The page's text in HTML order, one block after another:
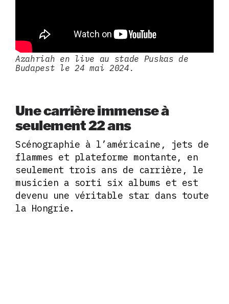
Azahriah en live au stade Puskas de
Budapest le 24 mai 2024.
Une carrière immense à
seulement 22 ans
Scénographie à l’américaine, jets de
flammes et plateforme montante, en
seulement trois ans de carrière, le
musicien a sorti six albums et est
devenu une véritable star dans toute
la Hongrie.